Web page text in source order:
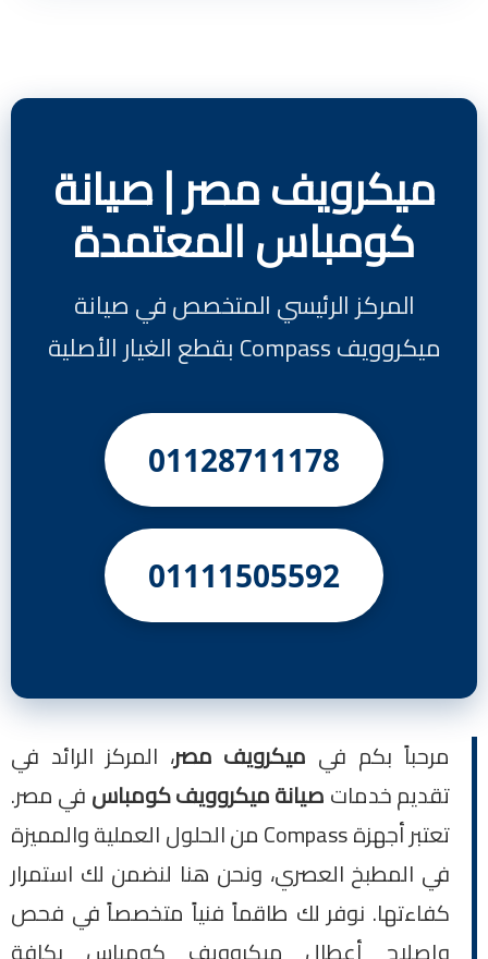
ميكرويف مصر | صيانة
كومباس المعتمدة
المركز الرئيسي المتخصص في صيانة
ميكروويف Compass بقطع الغيار الأصلية
01128711178
01111505592
مرحباً بكم في ميكرويف مصر، المركز الرائد في
تقديم خدماتصيانة ميكروويف كومباسفي مصر.
تعتبر أجهزة Compass من الحلول العملية والمميزة
في المطبخ العصري، ونحن هنا لنضمن لك استمرار
كفاءتها. نوفر لك طاقماً فنياً متخصصاً في فحص